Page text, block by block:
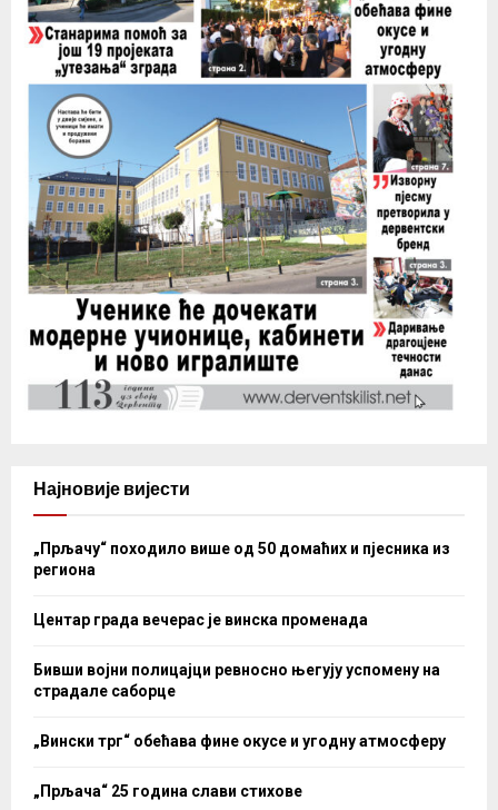
Најновије вијести
„Прљачу“ походило више од 50 домаћих и пјесника из
региона
Центар града вечерас је винска променада
Бивши војни полицајци ревносно његују успомену на
страдале саборце
„Вински трг“ обећава фине окусе и угодну атмосферу
„Прљача“ 25 година слави стихове